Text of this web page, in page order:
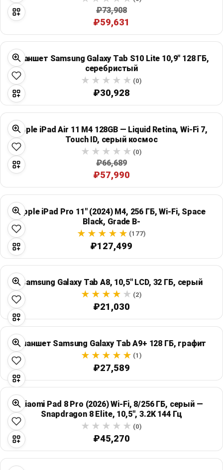
₽73,908
₽59,631
Планшет Samsung Galaxy Tab S10 Lite 10,9" 128 ГБ,
серебристый
(0)
₽30,928
Apple iPad Air 11 M4 128GB — Liquid Retina, Wi‑Fi 7,
Touch ID, серый космос
(0)
₽66,689
₽57,990
Apple iPad Pro 11" (2024) M4, 256 ГБ, Wi‑Fi, Space
Black, Grade B-
(177)
₽127,499
Samsung Galaxy Tab A8, 10,5" LCD, 32 ГБ, серый
(2)
₽21,030
Планшет Samsung Galaxy Tab A9+ 128 ГБ, графит
(1)
₽27,589
Xiaomi Pad 8 Pro (2026) Wi‑Fi, 8/256 ГБ, серый —
Snapdragon 8 Elite, 10,5", 3.2K 144 Гц
(0)
₽45,270